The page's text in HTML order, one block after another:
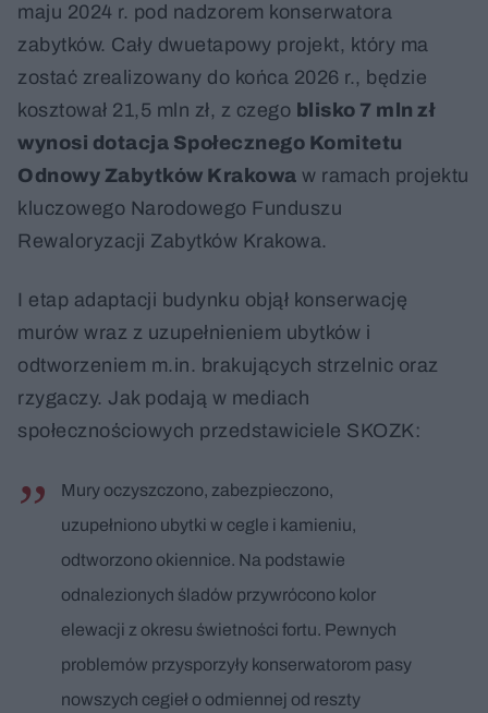
maju 2024 r. pod nadzorem konserwatora
zabytków. Cały dwuetapowy projekt, który ma
zostać zrealizowany do końca 2026 r., będzie
kosztował 21,5 mln zł, z czego blisko 7 mln zł
wynosi dotacja Społecznego Komitetu
Odnowy Zabytków Krakowa w ramach projektu
kluczowego Narodowego Funduszu
Rewaloryzacji Zabytków Krakowa.
I etap adaptacji budynku objął konserwację
murów wraz z uzupełnieniem ubytków i
odtworzeniem m.in. brakujących strzelnic oraz
rzygaczy. Jak podają w mediach
społecznościowych przedstawiciele SKOZK:
Mury oczyszczono, zabezpieczono,
uzupełniono ubytki w cegle i kamieniu,
odtworzono okiennice. Na podstawie
odnalezionych śladów przywrócono kolor
elewacji z okresu świetności fortu. Pewnych
problemów przysporzyły konserwatorom pasy
nowszych cegieł o odmiennej od reszty